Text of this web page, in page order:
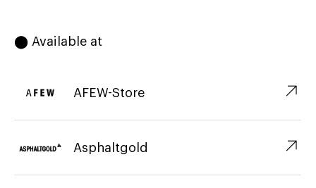
⬤ Available at
AFEW-Store ↗︎
Asphaltgold ↗︎